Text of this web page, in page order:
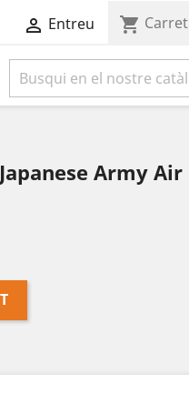
 Entreu shopping_cart Carret
Army Air